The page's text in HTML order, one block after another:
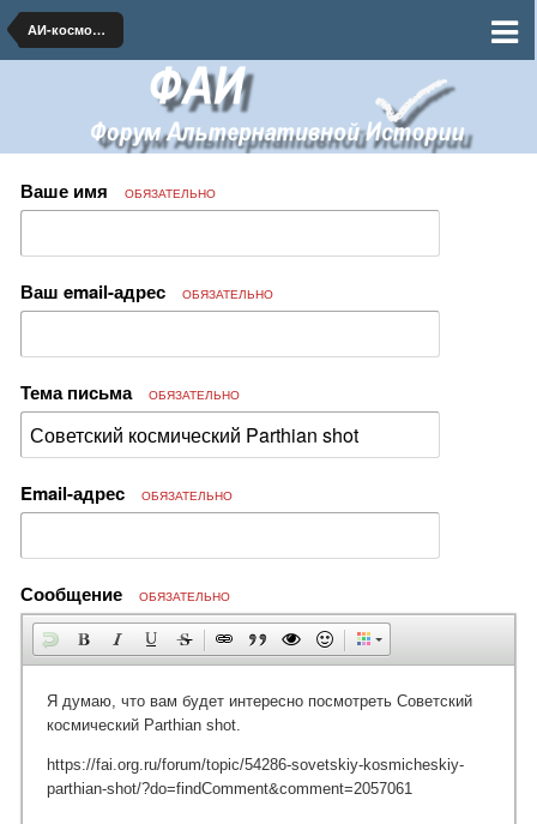
АИ-космонавтика и ракетная техника
Ваше имя ОБЯЗАТЕЛЬНО
Ваш email-адрес ОБЯЗАТЕЛЬНО
Тема письма ОБЯЗАТЕЛЬНО
Email-адрес ОБЯЗАТЕЛЬНО
Сообщение ОБЯЗАТЕЛЬНО